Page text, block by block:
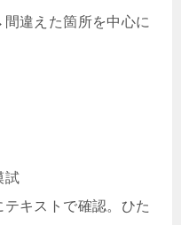
違えた箇所を中心に
試
キストで確認。ひた